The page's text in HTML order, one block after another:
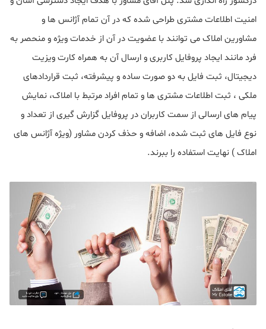
امنیت اطلاعات مشتری طراحی شده که در آن تمام آژانس ها و
مشاورین املاک می توانند با عضویت در آن از خدمات ویژه و منحصر به
فرد مانند ایجاد پروفایل کاربری و ارسال آن به همراه کارت ویزیت
دیجیتال، ثبت فایل به دو صورت ساده و پیشرفته، ثبت قراردادهای
ملکی ، ثبت اطلاعات مشتری ها و تمام افراد مرتبط با املاک، نمایش
پیام های ارسالی از سمت کاربران در پروفایل گزارش گیری از تعداد و
نوع فایل های ثبت شده، اضافه و حذف کردن مشاور (ویژه آژانس های
املاک ) نهایت استفاده را ببرند.